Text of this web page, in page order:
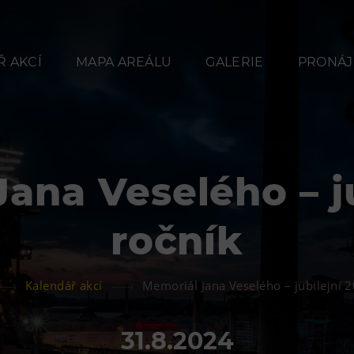
AKCÍ MAPA AREÁLU GALERIE
Veselého –
ročník
Kalendář akcí Memoriál Jana Veselého – jubilejní
31.8.2024
Občerstvení
Bolt Café
Kavárna Velký Svět
techniky
L’Osteria
PECKA DOV
Vila